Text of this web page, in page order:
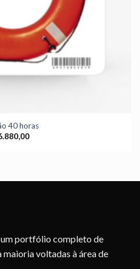
40 horas
portfólio completo de
maioria voltadas à área de